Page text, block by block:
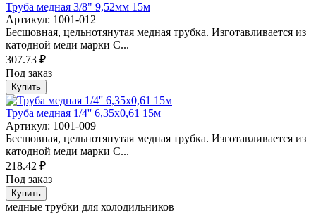
Труба медная 3/8" 9,52мм 15м
Артикул: 1001-012
Бесшовная, цельнотянутая медная трубка. Изготавливается из
катодной меди марки C...
307.73 ₽
Под заказ
Купить
Труба медная 1/4'' 6,35х0,61 15м
Артикул: 1001-009
Бесшовная, цельнотянутая медная трубка. Изготавливается из
катодной меди марки C...
218.42 ₽
Под заказ
Купить
медные трубки для холодильников